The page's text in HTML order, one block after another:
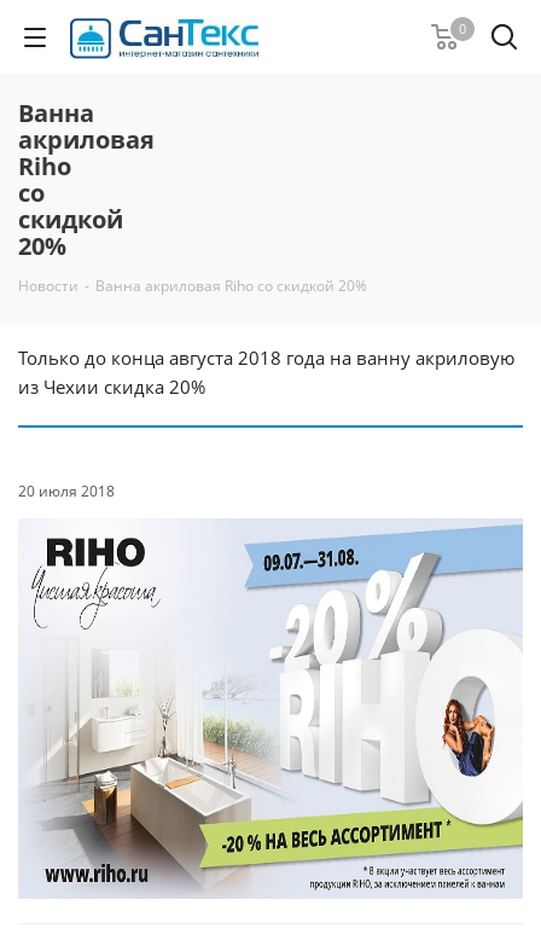
0
Ванна
акриловая
Riho
со
скидкой
20%
Новости - Ванна акриловая Riho со скидкой 20%
Только до конца августа 2018 года на ванну акриловую
из Чехии скидка 20%
20 июля 2018